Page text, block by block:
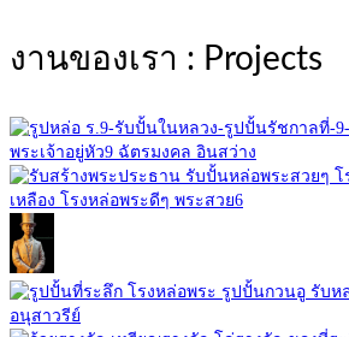
งานของเรา : Projects